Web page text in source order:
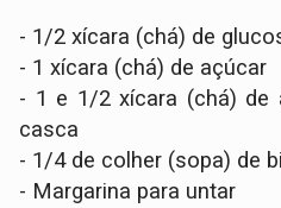
- 1/2 xícara (chá) de
- 1 xícara (chá) de açúcar
- 1 e 1/2 xícara (chá) de
casca
- 1/4 de colher (sopa) de
- Margarina para untar